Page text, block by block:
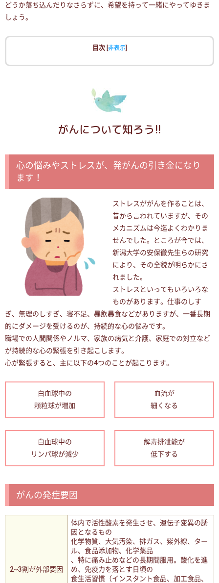
どうか落ち込んだりなさらずに、希望を持って一緒にやってゆきま
しょう。
目次 非表示]
がんについて知ろう!!
心の悩みやストレスが、発がんの引き金になり
ます！
ストレスががんを作ることは、
昔から言われていますが、その
メカニズムは今迄よくわかりま
せんでした。ところが今では、
新潟大学の安保徹先生らの研究
により、その全貌が明らかにさ
れました。
ストレスといってもいろいろな
ものがあります。仕事のしす
ぎ、無理のしすぎ、寝不足、暴飲暴食などがありますが、一番長期
的にダメージを受けるのが、持続的な心の悩みです。
職場での人間関係やノルマ、家族の病気と介護、家庭での対立など
が持続的な心の緊張を引き起こします。
心が緊張すると、主に以下の4つのことが起こります。
白血球中の
顆粒球が増加
血流が
細くなる
白血球中の
リンパ球が減少
解毒排泄能が
低下する
がんの発症要因
2~3割が外部要因
体内で活性酸素を発生させ、遺伝子変異の誘
因となるもの
化学物質、大気汚染、排ガス、紫外線、ター
ル、食品添加物、化学薬品
、特に痛み止めなどの長期間服用。酸化を進
め、免疫力を落とす日頃の
食生活習慣（インスタント食品、加工食品、